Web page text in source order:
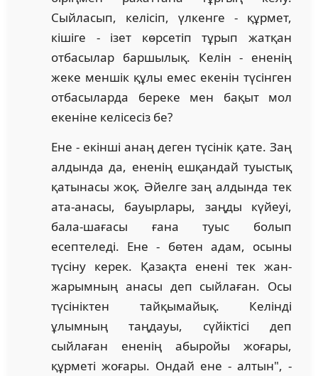
Сыйласып, келісіп, үлкенге - құрмет,
кішіге - ізет көрсетіп тұрып жатқан
отбасылар баршылық. Келін - ененің
жеке меншік құлы емес екенін түсінген
отбасыларда береке мен бақыт мол
екеніне келісесіз бе?
Ене - екінші анаң деген түсінік қате. Заң
алдында да, ененің ешқандай туыстық
қатынасы жоқ. Әйелге заң алдында тек
ата-анасы, бауырлары, заңды күйеуі,
бала-шағасы ғана туыс болып
есептеледі. Ене - бөтен адам, осыны
түсіну керек. Қазақта енені тек жан-
жарымның анасы деп сыйлаған. Осы
түсініктен тайқымайық. Келінді
ұлымның таңдауы, сүйіктісі деп
сыйлаған ененің абыройы жоғары,
құрметі жоғары. Ондай ене - алтын", -